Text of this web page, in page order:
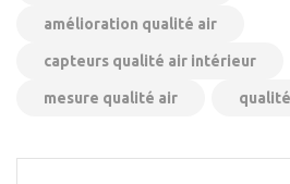
amélioration qualité air
capteurs qualité air intérieur
mesure qualité air